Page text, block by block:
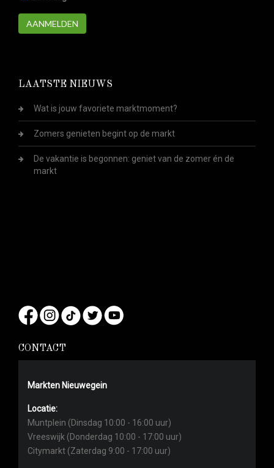
AANMELDEN
LAATSTE NIEUWS
Wat is jouw favoriete marktmoment?
Zomers genieten begint op de markt
De vakantie is begonnen: geniet van de zomer én de
markt
CONTACT
Markten Nieuwegein
Locatie:
Muntplein (Dinsdag 10:00 - 16:00 uur)
Vreeswijk (Donderdag 10:00 - 17:00 uur)
Citymarkt (Zaterdag 9:00 - 17:00 uur)